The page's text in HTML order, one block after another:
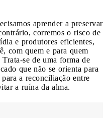
aprender a preservar
corremos o risco de
e produtores eficientes,
com quem e para quem
se de uma forma de
que não se orienta para
a reconciliação entre
a ruína da alma.